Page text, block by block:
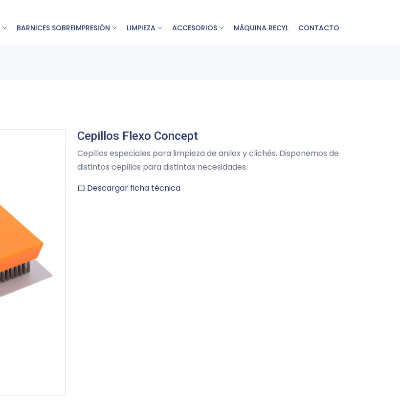
BARNICES SOBREIMPRESIÓN LIMPIEZA ACCESORIOS MÁQUINA RECYL CONTACTO
Cepillos Flexo Concept
Cepillos especiales para limpieza de anilox y clichés. Disponemos de
distintos cepillos para distintas necesidades.
Descargar ficha técnica